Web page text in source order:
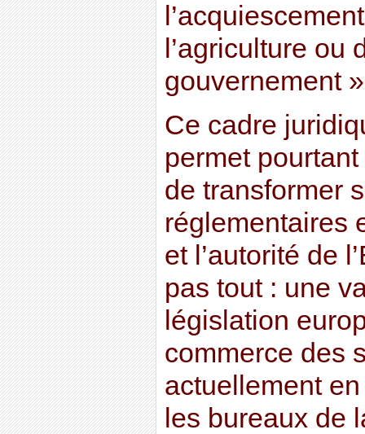
l’agriculture ou
gouvernement
Ce cadre
permet
de transformer
réglementaires
et l’autorité de
pas tout : une
législation
commerce des
actuellement
les bureaux de